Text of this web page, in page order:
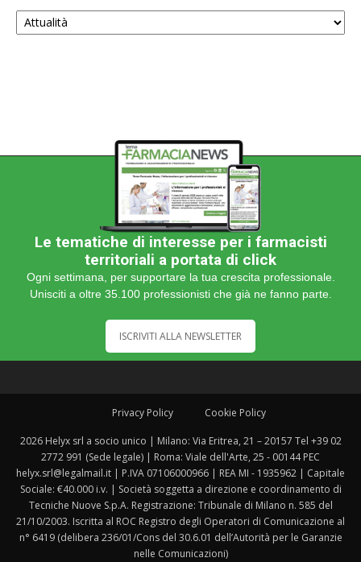
Scegli
una
Le tematiche di interesse per i farmacisti
territoriali a portata di click
Ogni settimana, per supportare la tua crescita professionale.
Unisciti a oltre 35.100 professionisti che già ne fanno parte.
ISCRIVITI ALLA NEWSLETTER
Privacy Policy Cookie Policy
2026 Helyx srl a socio unico | Milano: Via Eritrea, 21 – 20157 Tel +39 02
2772 991 (Sede legale) | Roma: Viale dell'Arte, 25 - 00144 PEC
helyx.srl@legalmail.it | P.IVA 07106000966 | REA MI - 1935962 | Capitale
Sociale: €40.000 i.v. | Società soggetta a direzione e coordinamento di
Tecniche Nuove S.p.A. Registrazione: Tribunale di Milano n. 585 del
21/10/2003. Iscritta al ROC Registro degli Operatori di Comunicazione al
n° 6419 (delibera 236/01/Cons del 30.6.01 dell’Autorità per le Garanzie
nelle Comunicazioni)